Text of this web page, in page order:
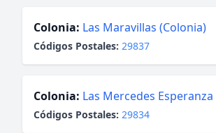
Colonia: Las Maravillas (Colonia)
Códigos Postales: 29837
Colonia: Las Mercedes Esperanza
Códigos Postales: 29834